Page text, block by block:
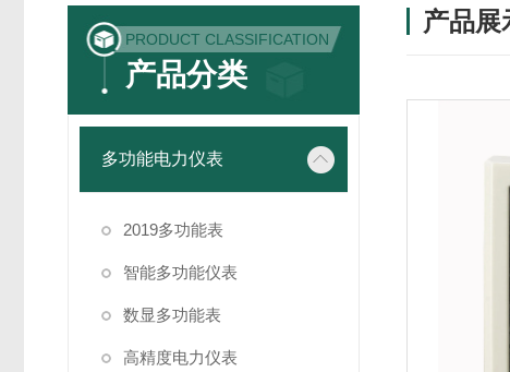
PRODUCT CLASSIFICATION
产品分类
多功能电力仪表
2019多功能表
智能多功能仪表
数显多功能表
高精度电力仪表
产品展